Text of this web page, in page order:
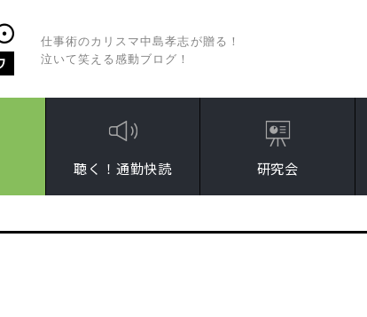
仕事術のカリスマ中島孝志が贈る！
泣いて笑える感動ブログ！
聴く！通勤快読 研究会